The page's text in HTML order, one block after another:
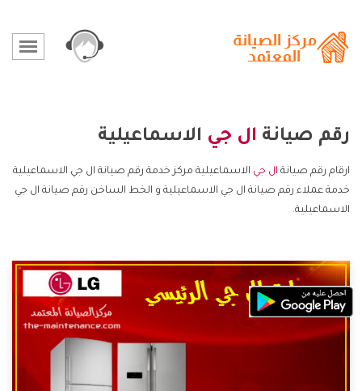
رقم صيانة ال جي الاسماعيلية
ارقام رقم صيانة ال جي الاسماعيلية مركز خدمة رقم صيانة ال جي الاسماعيلية
خدمة عملاء رقم صيانة ال جي الاسماعيلية و الخط الساخن رقم صيانة ال جي
الاسماعيلية.